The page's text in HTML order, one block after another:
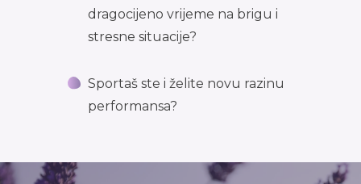
dragocijeno vrijeme na brigu i
stresne situacije?
Sportaš ste i želite novu razinu
performansa?